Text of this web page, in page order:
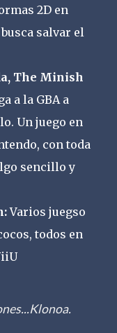
2D en
salvar el
The Minish
a la GBA a
Un juego en
con toda
sencillo y
Varios juegso
todos en